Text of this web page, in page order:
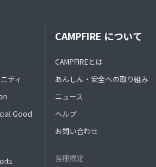
ティ
Good
CAMPFIRE について
CAMPFIREとは
あんしん・安全への取り組み
ニュース
ヘルプ
お問い合わせ
各種規定